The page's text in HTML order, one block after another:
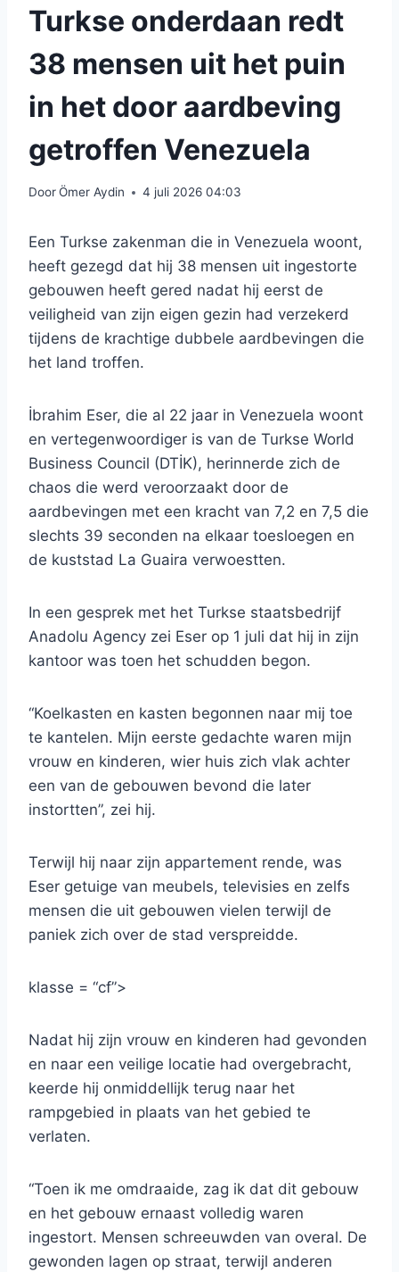
Turkse onderdaan redt
38 mensen uit het puin
in het door aardbeving
getroffen Venezuela
DoorÖmer Aydin 4 juli 2026 04:03
Een Turkse zakenman die in Venezuela woont,
heeft gezegd dat hij 38 mensen uit ingestorte
gebouwen heeft gered nadat hij eerst de
veiligheid van zijn eigen gezin had verzekerd
tijdens de krachtige dubbele aardbevingen die
het land troffen.
İbrahim Eser, die al 22 jaar in Venezuela woont
en vertegenwoordiger is van de Turkse World
Business Council (DTİK), herinnerde zich de
chaos die werd veroorzaakt door de
aardbevingen met een kracht van 7,2 en 7,5 die
slechts 39 seconden na elkaar toesloegen en
de kuststad La Guaira verwoestten.
In een gesprek met het Turkse staatsbedrijf
Anadolu Agency zei Eser op 1 juli dat hij in zijn
kantoor was toen het schudden begon.
“Koelkasten en kasten begonnen naar mij toe
te kantelen. Mijn eerste gedachte waren mijn
vrouw en kinderen, wier huis zich vlak achter
een van de gebouwen bevond die later
instortten”, zei hij.
Terwijl hij naar zijn appartement rende, was
Eser getuige van meubels, televisies en zelfs
mensen die uit gebouwen vielen terwijl de
paniek zich over de stad verspreidde.
klasse = “cf”>
Nadat hij zijn vrouw en kinderen had gevonden
en naar een veilige locatie had overgebracht,
keerde hij onmiddellijk terug naar het
rampgebied in plaats van het gebied te
verlaten.
“Toen ik me omdraaide, zag ik dat dit gebouw
en het gebouw ernaast volledig waren
ingestort. Mensen schreeuwden van overal. De
gewonden lagen op straat, terwijl anderen